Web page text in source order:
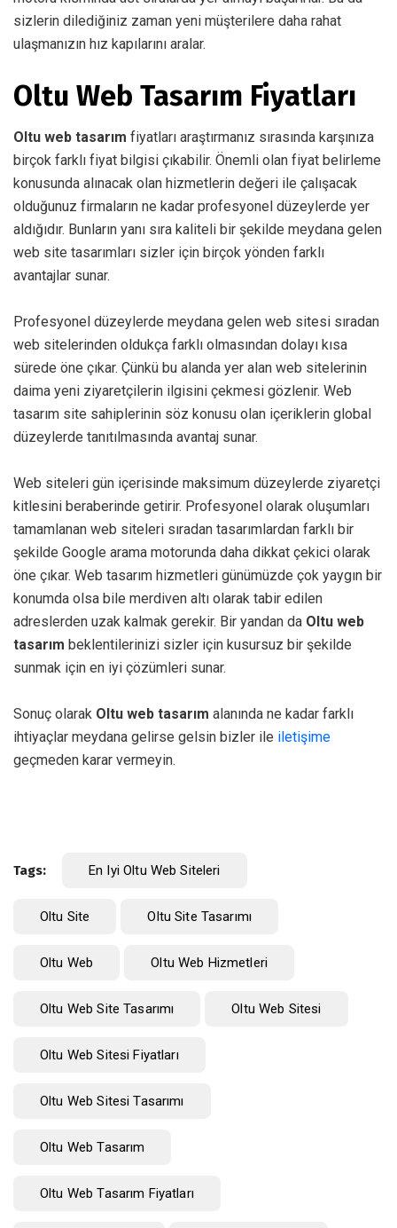
sizlerin dilediğiniz zaman yeni müşterilere daha rahat
ulaşmanızın hız kapılarını aralar.
Oltu Web Tasarım Fiyatları
Oltu web tasarım fiyatları araştırmanız sırasında karşınıza
birçok farklı fiyat bilgisi çıkabilir. Önemli olan fiyat belirleme
konusunda alınacak olan hizmetlerin değeri ile çalışacak
olduğunuz firmaların ne kadar profesyonel düzeylerde yer
aldığıdır. Bunların yanı sıra kaliteli bir şekilde meydana gelen
web site tasarımları sizler için birçok yönden farklı
avantajlar sunar.
Profesyonel düzeylerde meydana gelen web sitesi sıradan
web sitelerinden oldukça farklı olmasından dolayı kısa
sürede öne çıkar. Çünkü bu alanda yer alan web sitelerinin
daima yeni ziyaretçilerin ilgisini çekmesi gözlenir. Web
tasarım site sahiplerinin söz konusu olan içeriklerin global
düzeylerde tanıtılmasında avantaj sunar.
Web siteleri gün içerisinde maksimum düzeylerde ziyaretçi
kitlesini beraberinde getirir. Profesyonel olarak oluşumları
tamamlanan web siteleri sıradan tasarımlardan farklı bir
şekilde Google arama motorunda daha dikkat çekici olarak
öne çıkar. Web tasarım hizmetleri günümüzde çok yaygın bir
konumda olsa bile merdiven altı olarak tabir edilen
adreslerden uzak kalmak gerekir. Bir yandan da Oltu web
tasarım beklentilerinizi sizler için kusursuz bir şekilde
sunmak için en iyi çözümleri sunar.
Sonuç olarak Oltu web tasarım alanında ne kadar farklı
ihtiyaçlar meydana gelirse gelsin bizler ile iletişime
geçmeden karar vermeyin.
Tags: En Iyi Oltu Web Siteleri
Oltu Site Oltu Site Tasarımı
Oltu Web Oltu Web Hizmetleri
Oltu Web Site Tasarımı Oltu Web Sitesi
Oltu Web Sitesi Fiyatları
Oltu Web Sitesi Tasarımı
Oltu Web Tasarım
Oltu Web Tasarım Fiyatları